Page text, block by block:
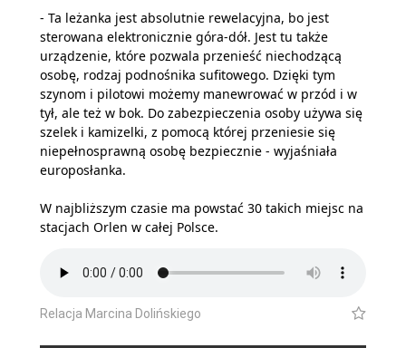
- Ta leżanka jest absolutnie rewelacyjna, bo jest
sterowana elektronicznie góra-dół. Jest tu także
urządzenie, które pozwala przenieść niechodzącą
osobę, rodzaj podnośnika sufitowego. Dzięki tym
szynom i pilotowi możemy manewrować w przód i w
tył, ale też w bok. Do zabezpieczenia osoby używa się
szelek i kamizelki, z pomocą której przeniesie się
niepełnosprawną osobę bezpiecznie - wyjaśniała
europosłanka.
W najbliższym czasie ma powstać 30 takich miejsc na
stacjach Orlen w całej Polsce.
Relacja Marcina Dolińskiego